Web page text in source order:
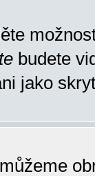
budete
jako